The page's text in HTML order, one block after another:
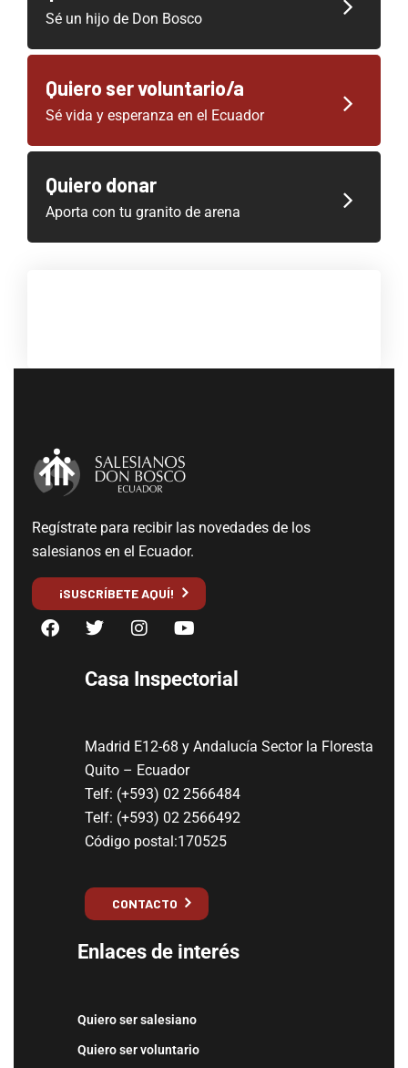
Sé un hijo de Don Bosco
Quiero ser voluntario/a
Sé vida y esperanza en el Ecuador
Quiero donar
Aporta con tu granito de arena
Regístrate para recibir las novedades de los
salesianos en el Ecuador.
¡SUSCRÍBETE AQUÍ!
Casa Inspectorial
Madrid E12-68 y Andalucía Sector la Floresta
Quito – Ecuador
Telf: (+593) 02 2566484
Telf: (+593) 02 2566492
Código postal:170525
CONTACTO
Enlaces de interés
Quiero ser salesiano
Quiero ser voluntario